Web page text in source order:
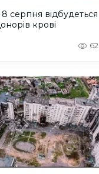
серпня відбудеться
крові
62